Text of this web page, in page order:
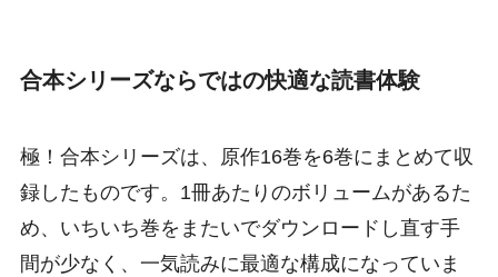
合本シリーズならではの快適な読書体験
極！合本シリーズは、原作16巻を6巻にまとめて収
録したものです。1冊あたりのボリュームがあるた
め、いちいち巻をまたいでダウンロードし直す手
間が少なく、一気読みに最適な構成になっていま